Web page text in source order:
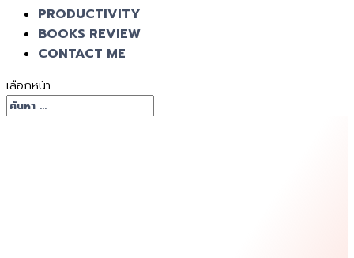
PRODUCTIVITY
BOOKS REVIEW
CONTACT ME
เลือกหน้า